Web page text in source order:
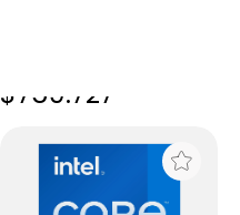
$759.727